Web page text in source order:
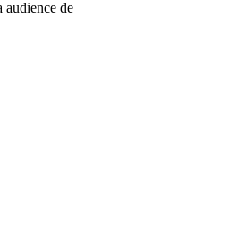
audience de